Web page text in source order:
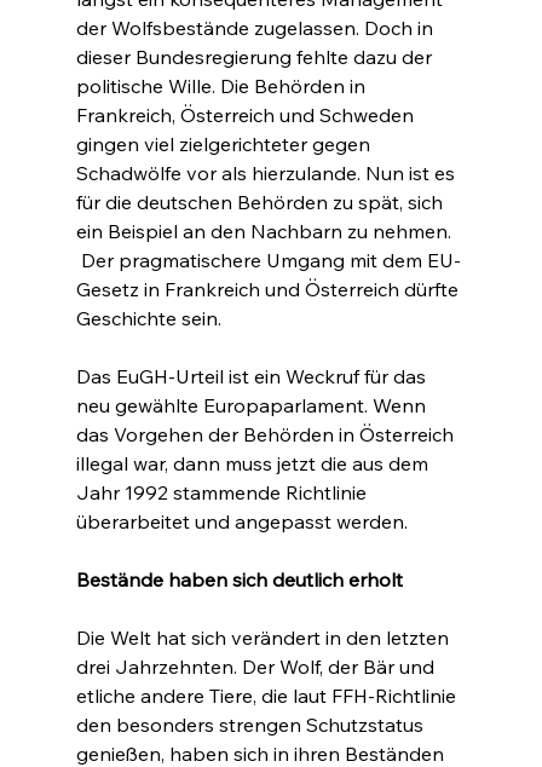
der Wolfsbestände zugelassen. Doch in
dieser Bundesregierung fehlte dazu der
politische Wille. Die Behörden in
Frankreich, Österreich und Schweden
gingen viel zielgerichteter gegen
Schadwölfe vor als hierzulande. Nun ist es
für die deutschen Behörden zu spät, sich
ein Beispiel an den Nachbarn zu nehmen.
Der pragmatischere Umgang mit dem EU-
Gesetz in Frankreich und Österreich dürfte
Geschichte sein.
Das EuGH-Urteil ist ein Weckruf für das
neu gewählte Europaparlament. Wenn
das Vorgehen der Behörden in Österreich
illegal war, dann muss jetzt die aus dem
Jahr 1992 stammende Richtlinie
überarbeitet und angepasst werden.
Bestände haben sich deutlich erholt
Die Welt hat sich verändert in den letzten
drei Jahrzehnten. Der Wolf, der Bär und
etliche andere Tiere, die laut FFH-Richtlinie
den besonders strengen Schutzstatus
genießen, haben sich in ihren Beständen